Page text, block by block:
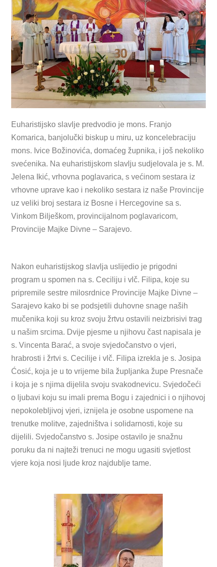
Euharistijsko slavlje predvodio je mons. Franjo
Komarica, banjolučki biskup u miru, uz koncelebraciju
mons. Ivice Božinovića, domaćeg župnika, i još nekoliko
svećenika. Na euharistijskom slavlju sudjelovala je s. M.
Jelena Ikić, vrhovna poglavarica, s većinom sestara iz
vrhovne uprave kao i nekoliko sestara iz naše Provincije
uz veliki broj sestara iz Bosne i Hercegovine sa s.
Vinkom Bilješkom, provincijalnom poglavaricom,
Provincije Majke Divne – Sarajevo.
Nakon euharistijskog slavlja uslijedio je prigodni
program u spomen na s. Ceciliju i vlč. Filipa, koje su
pripremile sestre milosrdnice Provincije Majke Divne –
Sarajevo kako bi se podsjetili duhovne snage naših
mučenika koji su kroz svoju žrtvu ostavili neizbrisivi trag
u našim srcima. Dvije pjesme u njihovu čast napisala je
s. Vincenta Barać, a svoje svjedočanstvo o vjeri,
hrabrosti i žrtvi s. Cecilije i vlč. Filipa izrekla je s. Josipa
Ćosić, koja je u to vrijeme bila župljanka župe Presnače
i koja je s njima dijelila svoju svakodnevicu. Svjedočeći
o ljubavi koju su imali prema Bogu i zajednici i o njihovoj
nepokolebljivoj vjeri, iznijela je osobne uspomene na
trenutke molitve, zajedništva i solidarnosti, koje su
dijelili. Svjedočanstvo s. Josipe ostavilo je snažnu
poruku da ni najteži trenuci ne mogu ugasiti svjetlost
vjere koja nosi ljude kroz najdublje tame.